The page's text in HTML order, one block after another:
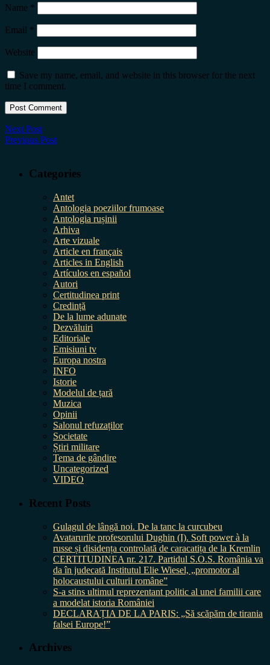
Name *
Email *
Website
Save my name, email, and website in this browser for the next
time I comment.
Next Post
Previous Post
Categories
Antet
Antologia poeziilor frumoase
Antologia rușinii
Arhiva
Arte vizuale
Article en français
Articles in English
Artículos en español
Autori
Certitudinea print
Credință
De la lume adunate
Dezvăluiri
Editoriale
Emisiuni tv
Europa nostra
INFO
Istorie
Modelul de țară
Muzica
Opinii
Salonul refuzaților
Societate
Știri militare
Tema de gândire
Uncategorized
VIDEO
Recent Posts
Gulagul de lângă noi. De la tanc la curcubeu
Avatarurile profesorului Dughin (I). Soft power à la
russe și disidența controlată de caracatița de la Kremlin
CERTITUDINEA nr. 217. Partidul S.O.S. România va
da în judecată Institutul Elie Wiesel, „promotor al
holocaustului culturii române”
S-a stins ultimul reprezentant politic al unei familii care
a modelat istoria României
DECLARAȚIA DE LA PARIS: „Să scăpăm de tirania
falsei Europe!”
Archives